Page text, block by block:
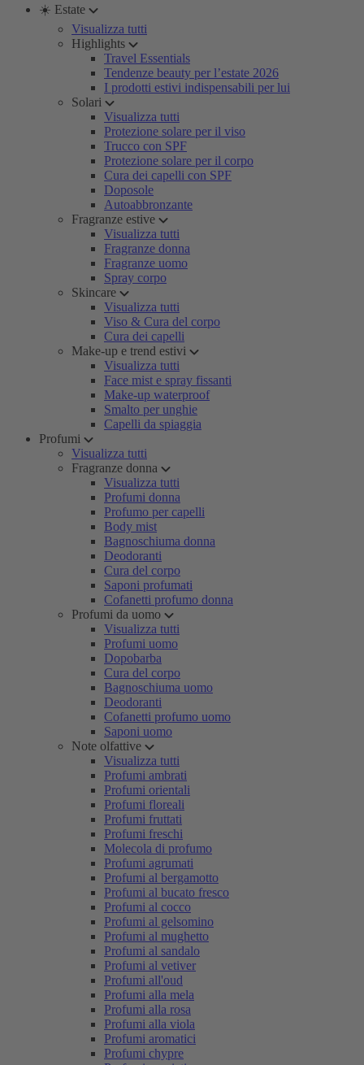
☀️ Estate
Visualizza tutti
Highlights
Travel Essentials
Tendenze beauty per l’estate 2026
I prodotti estivi indispensabili per lui
Solari
Visualizza tutti
Protezione solare per il viso
Trucco con SPF
Protezione solare per il corpo
Cura dei capelli con SPF
Doposole
Autoabbronzante
Fragranze estive
Visualizza tutti
Fragranze donna
Fragranze uomo
Spray corpo
Skincare
Visualizza tutti
Viso & Cura del corpo
Cura dei capelli
Make-up e trend estivi
Visualizza tutti
Face mist e spray fissanti
Make-up waterproof
Smalto per unghie
Capelli da spiaggia
Profumi
Visualizza tutti
Fragranze donna
Visualizza tutti
Profumi donna
Profumo per capelli
Body mist
Bagnoschiuma donna
Deodoranti
Cura del corpo
Saponi profumati
Cofanetti profumo donna
Profumi da uomo
Visualizza tutti
Profumi uomo
Dopobarba
Cura del corpo
Bagnoschiuma uomo
Deodoranti
Cofanetti profumo uomo
Saponi uomo
Note olfattive
Visualizza tutti
Profumi ambrati
Profumi orientali
Profumi floreali
Profumi fruttati
Profumi freschi
Molecola di profumo
Profumi agrumati
Profumi al bergamotto
Profumi al bucato fresco
Profumi al cocco
Profumi al gelsomino
Profumi al mughetto
Profumi al sandalo
Profumi al vetiver
Profumi all'oud
Profumi alla mela
Profumi alla rosa
Profumi alla viola
Profumi aromatici
Profumi chypre